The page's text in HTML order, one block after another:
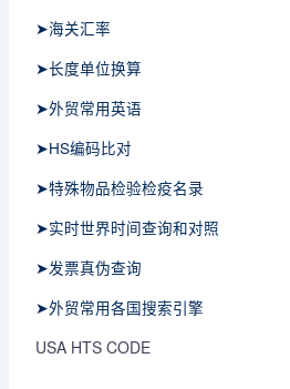
➤海关汇率
➤长度单位换算
➤外贸常用英语
➤HS编码比对
➤特殊物品检验检疫名录
➤实时世界时间查询和对照
➤发票真伪查询
➤外贸常用各国搜索引擎
USA HTS CODE